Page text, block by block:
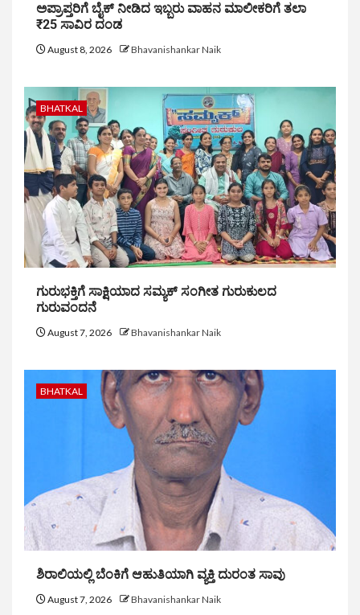
ಅಪ್ರಾಪ್ತರಿಗೆ ಬೈಕ್ ನೀಡಿದ ಇಬ್ಬರು ವಾಹನ ಮಾಲೀಕರಿಗೆ ತಲಾ
₹25 ಸಾವಿರ ದಂಡ
August 8, 2026 Bhavanishankar Naik
BHATKAL
ಗುರುಭಕ್ತಿಗೆ ಸಾಕ್ಷಿಯಾದ ಸಮ್ಯಕ್ ಸಂಗೀತ ಗುರುಕುಲದ
ಗುರುವಂದನೆ
August 7, 2026 Bhavanishankar Naik
BHATKAL
ಶಿರಾಲಿಯಲ್ಲಿ ಬೆಂಕಿಗೆ ಆಹುತಿಯಾಗಿ ವ್ಯಕ್ತಿ ದುರಂತ ಸಾವು
August 7, 2026 Bhavanishankar Naik